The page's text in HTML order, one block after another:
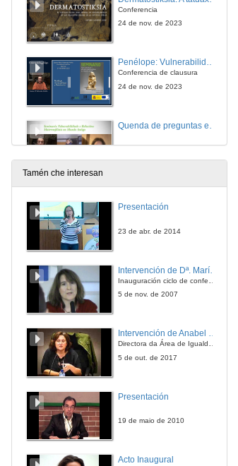
Conferencia
24 de nov. de 2023
Penélope: Vulnerabilidade e Resistencia
Conferencia de clausura
24 de nov. de 2023
Tamén che interesan
Presentación
23 de abr. de 2014
Inauguración ciclo de conferencias
5 de nov. de 2007
Intervención de Anabel González Penín
Directora da Área de Igualdade, Universidade de Vigo
5 de out. de 2017
Presentación
19 de maio de 2010
Acto Inaugural